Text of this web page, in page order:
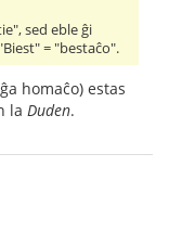
sed eble ĝi
= "bestaĉo".
homaĉo) estas
la Duden.